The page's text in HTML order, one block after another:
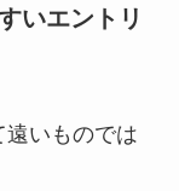
いエントリ
遠いものでは